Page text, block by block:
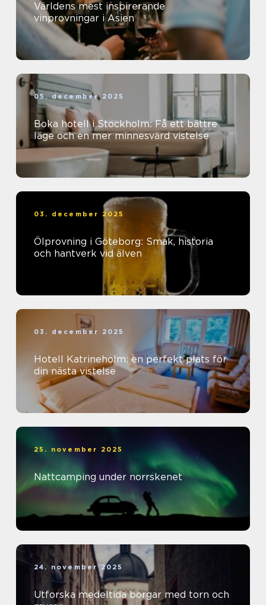
Världens mest inspirerande
vinprovningar i Asien
05. december 2025
Boka hotell i Stockholm: Få ett bättre
läge och en mer minnesvärd vistelse
03. december 2025
Ölprovning i Göteborg: Smak, historia
och hantverk vid älven
03. december 2025
Hotell Katrineholm: en perfekt plats för
din nästa vistelse
25. november 2025
Nattcamping under norrskenet
24. november 2025
Utforska medeltida borgar med torn och